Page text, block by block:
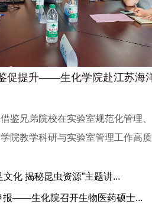
促提升——生化学院赴江苏海
鉴兄弟院校在实验室规范化管理
院教学科研与实验室管理工作高
化 揭秘昆虫资源”主题讲...
报——生化院召开生物医药硕士...